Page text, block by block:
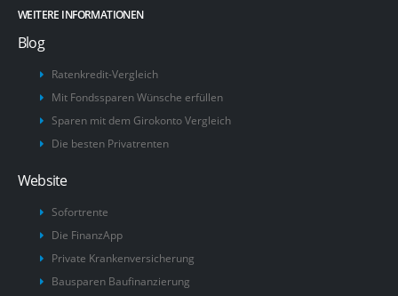
WEITERE INFORMATIONEN
Blog
Ratenkredit-Vergleich
Mit Fondssparen Wünsche erfüllen
Sparen mit dem Girokonto Vergleich
Die besten Privatrenten
Website
Sofortrente
Die FinanzApp
Private Krankenversicherung
Bausparen Baufinanzierung